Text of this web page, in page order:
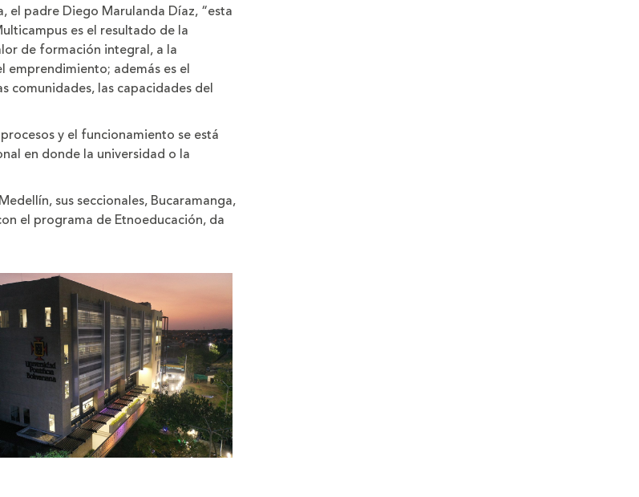
el padre Diego Marulanda Díaz, “esta
es el resultado de la
de formación integral, a la
emprendimiento; además es el
comunidades, las capacidades del
y el funcionamiento se está
en donde la universidad o la
sus seccionales, Bucaramanga,
el programa de Etnoeducación, da